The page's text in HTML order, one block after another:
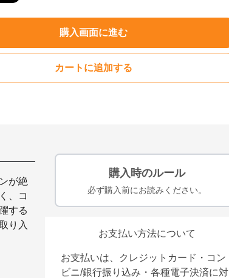
購入画面に進む
カートに追加する
が絶
、コ
する
り入
購入時のルール
必ず購入前にお読みください。
お支払い方法について
お支払いは、クレジットカード・コン
ビニ/銀行振り込み・各種電子決済に対